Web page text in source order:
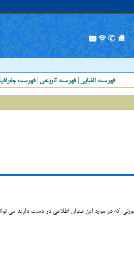
فهرست فهرست تاریخی فهرست الفبایی
که در مورد این عنوان اطلاعی در دست دارید می